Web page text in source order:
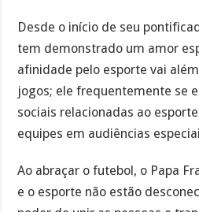
Desde o início de seu
tem demonstrado um amor
afinidade pelo esporte vai
jogos; ele frequentemente se
sociais relacionadas ao
equipes em audiências
Ao abraçar o futebol, o Papa
e o esporte não estão